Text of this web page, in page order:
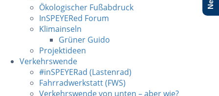
Ökologischer Fußabdruck
InSPEYERed Forum
Klimainseln
Grüner Guido
Projektideen
Verkehrswende
#inSPEYERad (Lastenrad)
Fahrradwerkstatt (FWS)
Verkehrswende von unten – aber wie?